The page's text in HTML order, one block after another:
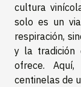
cultura
solo es un
respiración,
y la tradición
ofrece.
centinelas de